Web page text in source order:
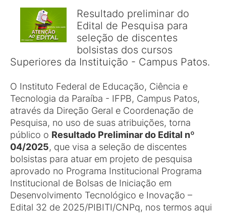
Resultado preliminar do
Edital de Pesquisa para
seleção de discentes
bolsistas dos cursos
Superiores da Instituição - Campus Patos.
O Instituto Federal de Educação, Ciência e
Tecnologia da Paraíba - IFPB, Campus Patos,
através da Direção Geral e Coordenação de
Pesquisa, no uso de suas atribuições, torna
público o Resultado Preliminar do Edital nº
04/2025, que visa a seleção de discentes
bolsistas para atuar em projeto de pesquisa
aprovado no Programa Institucional Programa
Institucional de Bolsas de Iniciação em
Desenvolvimento Tecnológico e Inovação –
Edital 32 de 2025/PIBITI/CNPq, nos termos aqui